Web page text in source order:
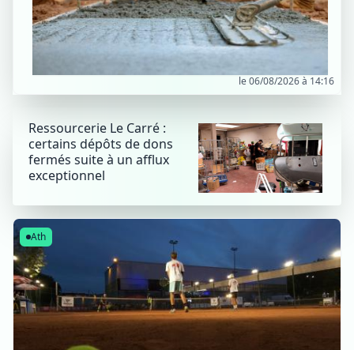
le 06/08/2026 à 14:16
Ressourcerie Le Carré :
certains dépôts de dons
fermés suite à un afflux
exceptionnel
Ath